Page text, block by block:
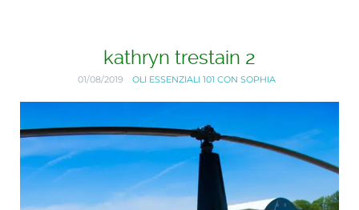
kathryn trestain 2
01/08/2019 OLI ESSENZIALI 101 CON SOPHIA